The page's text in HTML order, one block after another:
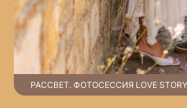
РАССВЕТ. ФОТОСЕССИЯ LOVE